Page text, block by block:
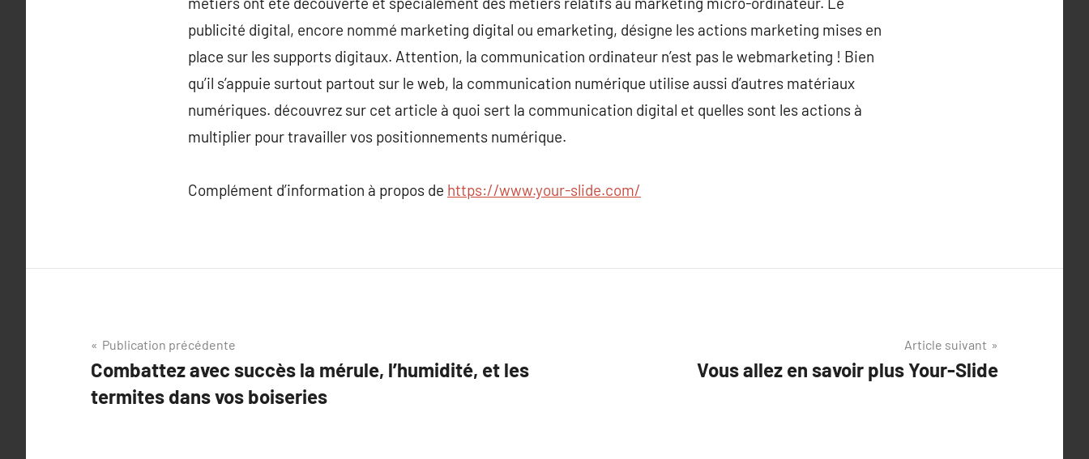
publicité digital, encore nommé marketing digital ou emarketing, désigne les actions marketing mises en
place sur les supports digitaux. Attention, la communication ordinateur n’est pas le webmarketing ! Bien
qu’il s’appuie surtout partout sur le web, la communication numérique utilise aussi d’autres matériaux
numériques. découvrez sur cet article à quoi sert la communication digital et quelles sont les actions à
multiplier pour travailler vos positionnements numérique.
Complément d’information à propos de https://www.your-slide.com/
Navigation
de
l’article
Publication précédente
Combattez avec succès la mérule, l’humidité, et les
termites dans vos boiseries
Article suivant
Vous allez en savoir plus Your-Slide